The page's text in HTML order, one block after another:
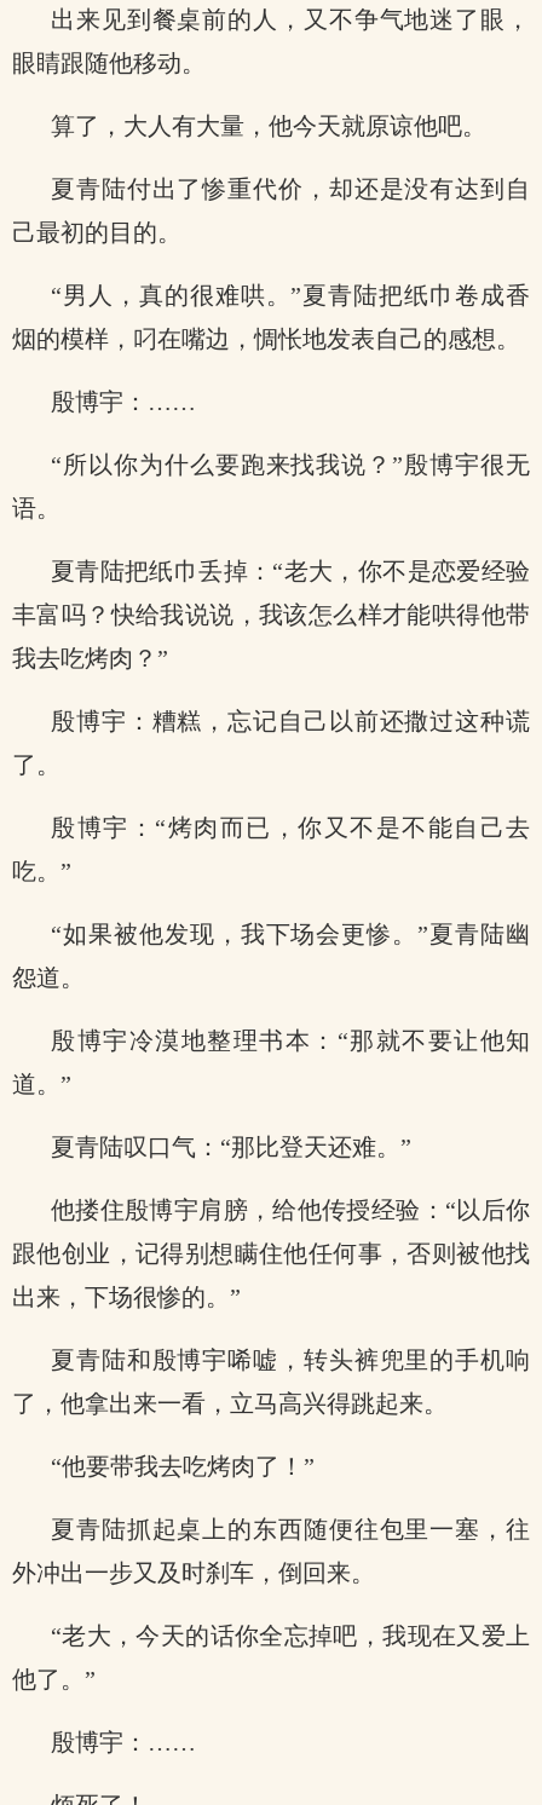
出来见到餐桌前的人，又不争气地迷了眼，
眼睛跟随他移动。
算了，大人有大量，他今天就原谅他吧。
夏青陆付出了惨重代价，却还是没有达到自
己最初的目的。
“男人，真的很难哄。”夏青陆把纸巾卷成香
烟的模样，叼在嘴边，惆怅地发表自己的感想。
殷博宇：……
“所以你为什么要跑来找我说？”殷博宇很无
语。
夏青陆把纸巾丢掉：“老大，你不是恋爱经验
丰富吗？快给我说说，我该怎么样才能哄得他带
我去吃烤肉？”
殷博宇：糟糕，忘记自己以前还撒过这种谎
了。
殷博宇：“烤肉而已，你又不是不能自己去
吃。”
“如果被他发现，我下场会更惨。”夏青陆幽
怨道。
殷博宇冷漠地整理书本：“那就不要让他知
道。”
夏青陆叹口气：“那比登天还难。”
他搂住殷博宇肩膀，给他传授经验：“以后你
跟他创业，记得别想瞒住他任何事，否则被他找
出来，下场很惨的。”
夏青陆和殷博宇唏嘘，转头裤兜里的手机响
了，他拿出来一看，立马高兴得跳起来。
“他要带我去吃烤肉了！”
夏青陆抓起桌上的东西随便往包里一塞，往
外冲出一步又及时刹车，倒回来。
“老大，今天的话你全忘掉吧，我现在又爱上
他了。”
殷博宇：……